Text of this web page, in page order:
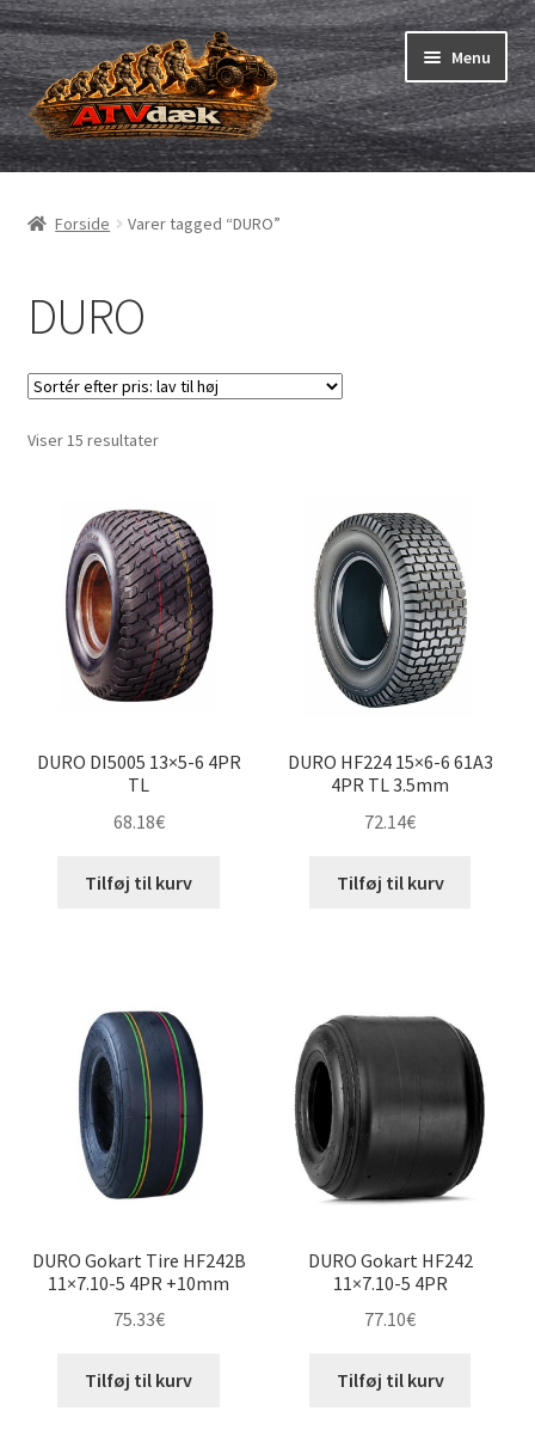
Spring
til
navigation
Spring
til
indhold
Menu
ATV-dæk
Udfold
Karting
Forside Varer tagged “DURO”
DURO
Viser 15 resultaterSorteret
lav
til
høj
DURO DI5005 13×5-6 4PR
TL
68.18€
Tilføj til kurv
DURO HF224 15×6-6 61A3
4PR TL 3.5mm
72.14€
Tilføj til kurv
DURO Gokart Tire HF242B
11×7.10-5 4PR +10mm
75.33€
Tilføj til kurv
DURO Gokart HF242
11×7.10-5 4PR
77.10€
Tilføj til kurv